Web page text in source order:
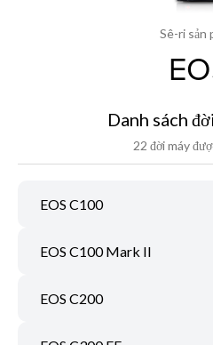
Sê-ri sản
Danh sách
22 đời máy
EOS C100
EOS C100 Mark II
EOS C200